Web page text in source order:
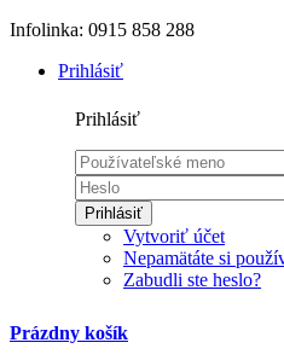
Infolinka: 0915 858 288
Prihlásiť
Prihlásiť
Prihlásiť
Vytvoriť účet
Nepamätáte si
Zabudli ste heslo?
Prázdny košík